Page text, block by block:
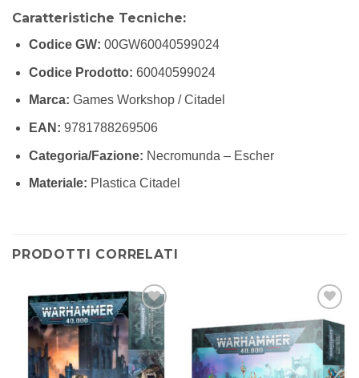
Caratteristiche Tecniche:
Codice GW: 00GW60040599024
Codice Prodotto: 60040599024
Marca: Games Workshop / Citadel
EAN: 9781788269506
Categoria/Fazione: Necromunda – Escher
Materiale: Plastica Citadel
PRODOTTI CORRELATI
Aggiungi
alla lista
dei
desideri
Aggiungi
alla lista
dei
desideri